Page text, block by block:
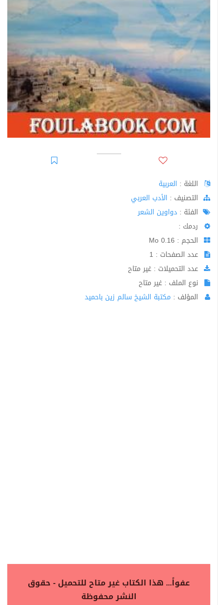
اللغة : العربية
اﻟﺘﺼﻨﻴﻒ : الأدب العربي
الفئة : دواوين الشعر
ردمك :
الحجم : 0.16 Mo
عدد الصفحات : 1
عدد التحميلات : غير متاح
نوع الملف : غير متاح
المؤلف : مكتبة الشيخ سالم زين باحميد
عفواً... هذا الكتاب غير متاح للتحميل - حقوق
النشر محفوظة